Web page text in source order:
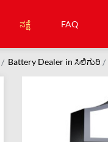
ನಕ್ಷೆ FAQ
Battery Dealer in ಸಿಲಿಗುರಿ